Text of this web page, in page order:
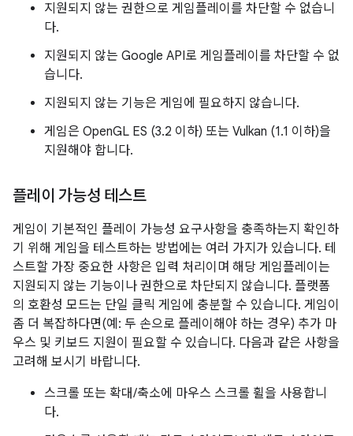
지원되지 않는 권한으로 게임플레이를 차단할 수 없습니
다.
지원되지 않는 Google API로 게임플레이를 차단할 수 없
습니다.
지원되지 않는 기능은 게임에 필요하지 않습니다.
게임은 OpenGL ES (3.2 이하) 또는 Vulkan (1.1 이하)을
지원해야 합니다.
플레이 가능성 테스트
게임이 기본적인 플레이 가능성 요구사항을 충족하는지 확인하
기 위해 게임을 테스트하는 방법에는 여러 가지가 있습니다. 테
스트할 가장 중요한 사항은 입력 처리이며 해당 게임플레이는
지원되지 않는 기능이나 권한으로 차단되지 않습니다. 플랫폼
의 호환성 모드는 단일 클릭 게임에 충분할 수 있습니다. 게임이
좀 더 복잡하다면(예: 두 손으로 플레이해야 하는 경우) 추가 마
우스 및 키보드 지원이 필요할 수 있습니다. 다음과 같은 사항을
고려해 보시기 바랍니다.
스크롤 또는 확대/축소에 마우스 스크롤 휠을 사용합니
다.